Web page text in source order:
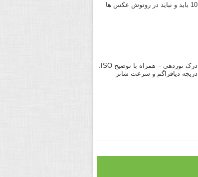
10 باید و نباید در روتوش عکس ها
درک نوردهی – همراه با توضیح ISO،
دریچه دیافراگم و سرعت شاتر